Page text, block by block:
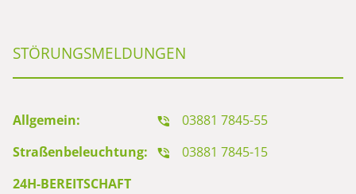
STÖRUNGSMELDUNGEN
Allgemein:
03881 7845-55
Straßenbeleuchtung:
03881 7845-15
24H-BEREITSCHAFT